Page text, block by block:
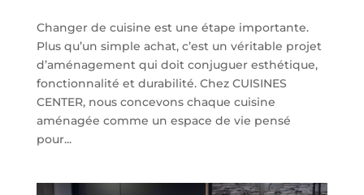
Changer de cuisine est une étape importante.
Plus qu’un simple achat, c’est un véritable projet
d’aménagement qui doit conjuguer esthétique,
fonctionnalité et durabilité. Chez CUISINES
CENTER, nous concevons chaque cuisine
aménagée comme un espace de vie pensé
pour...